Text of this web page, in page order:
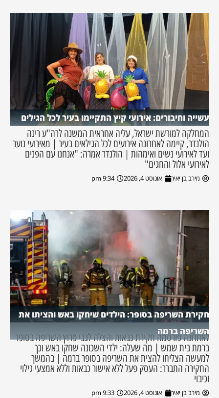
עשייה וחיבורים: אירועי קיץ התקיימו בעיר לכל הגילים
המחלקה למורשת ישראל, עליה אחראית המשנה לרה"ע רינה
הולנדר, קיימה לאחרונה אירועים לכל הגילאים בעיר | מאירועי נוער
ועד לאירועי נשים ואימהות | הולנדר אמרה: "אנחנו עם הפנים
לאירועי אלול והחגים"
מירב בן יאיר אוגוסט 4, 2026 9:34 pm
חקירת השריפה בסופר: הילדים שיחקו באש והציתו את
השריפה ברמה
לאחרונה פורסמה חקירת כבאות והצלה לגבי פרוץ השריפה בסופר
ברמת בית שמש | מה שעלה: ילדי השכונה שחקו באש וכך
למעשה הצליחו להצית את השריפה בסופר ברמה | בהמשך
החקירה התברר: העסק פעל ללא אישור כבאות וללא אמצעי גילוי
וכיבוי
מירב בן יאיר אוגוסט 4, 2026 9:33 pm